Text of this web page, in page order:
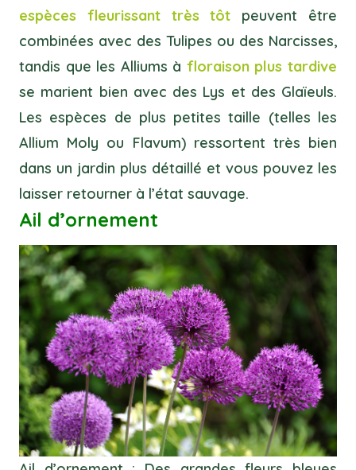
espèces fleurissant très tôt peuvent être
combinées avec des Tulipes ou des Narcisses,
tandis que les Alliums à floraison plus tardive
se marient bien avec des Lys et des Glaïeuls.
Les espèces de plus petites taille (telles les
Allium Moly ou Flavum) ressortent très bien
dans un jardin plus détaillé et vous pouvez les
laisser retourner à l’état sauvage.
Ail d’ornement